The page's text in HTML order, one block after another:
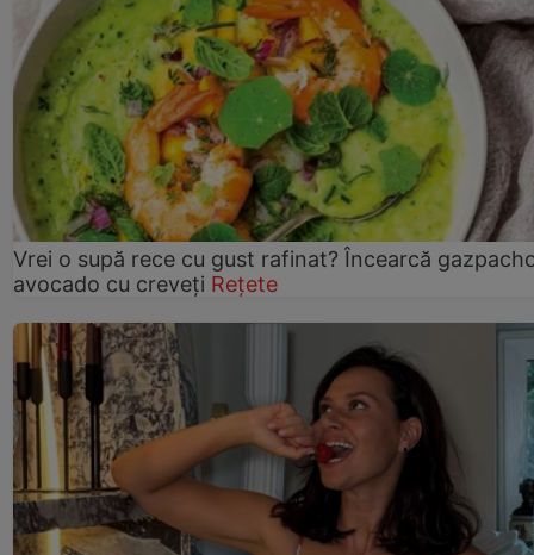
Vrei o supă rece cu gust rafinat? Încearcă
avocado cu creveți Rețete